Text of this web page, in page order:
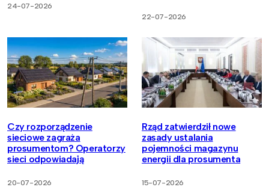
24-07-2026
22-07-2026
Czy rozporządzenie
sieciowe zagraża
prosumentom? Operatorzy
sieci odpowiadają
20-07-2026
Rząd zatwierdził nowe
zasady ustalania
pojemności magazynu
energii dla prosumenta
15-07-2026